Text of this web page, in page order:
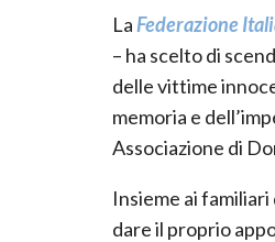
LaFederazione
– ha scelto di
delle vittime
memoria e
Associazione di
Insieme ai
dare il proprio